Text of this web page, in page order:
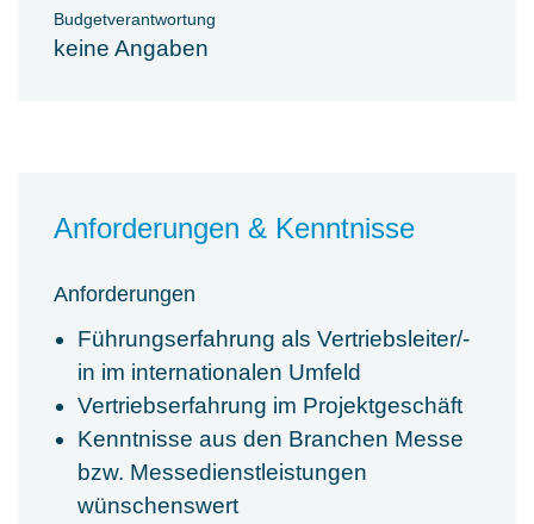
Budgetverantwortung
keine Angaben
Anforderungen & Kenntnisse
Anforderungen
Führungserfahrung als Vertriebsleiter/-
in im internationalen Umfeld
Vertriebserfahrung im Projektgeschäft
Kenntnisse aus den Branchen Messe
bzw. Messedienstleistungen
wünschenswert